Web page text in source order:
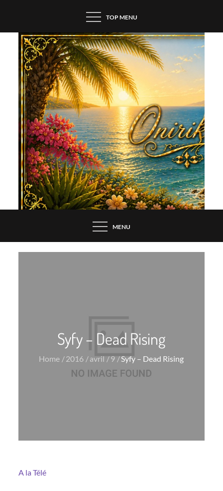
content
TOP MENU
MENU
Syfy – Dead Rising
Home 2016 avril 9 Syfy – Dead Rising
A la Télé